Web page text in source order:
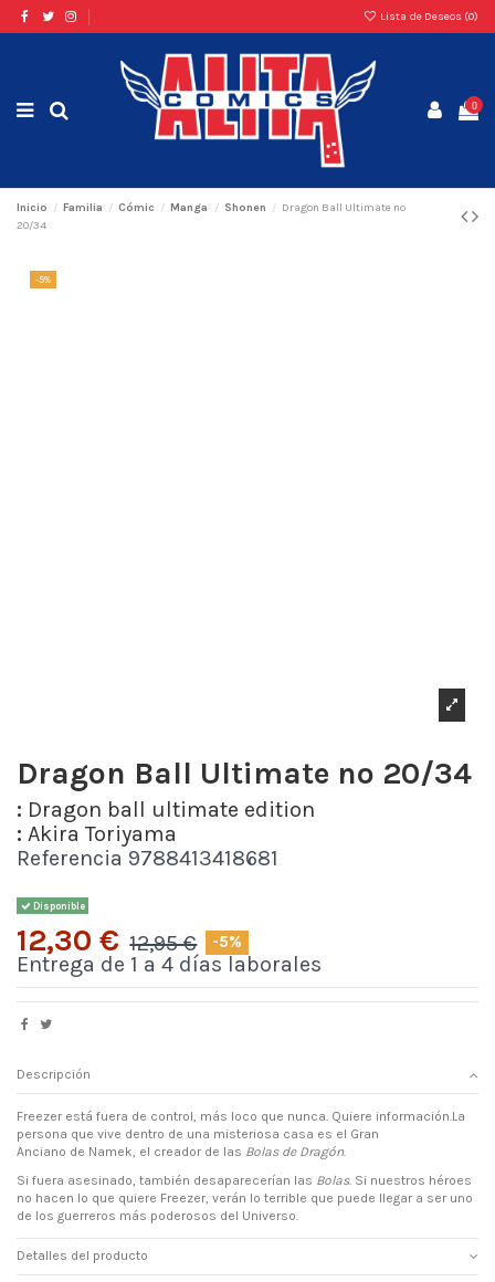
Lista de Deseos (0)
0
Inicio Familia Cómic Manga Shonen
Dragon Ball Ultimate nº
20/34
-5%
Dragon Ball Ultimate nº 20/34
: Dragon ball ultimate edition
: Akira Toriyama
Referencia 9788413418681
Disponible
12,30 € 12,95 € -5%
Entrega de 1 a 4 días laborales
Descripción
Freezer está fuera de control, más loco que nunca. Quiere información.La
persona que vive dentro de una misteriosa casa es el Gran
Anciano de Namek, el creador de las Bolas de Dragón.
Si fuera asesinado, también desaparecerían las Bolas. Si nuestros héroes
no hacen lo que quiere Freezer, verán lo terrible que puede llegar a ser uno
de los guerreros más poderosos del Universo.
Detalles del producto